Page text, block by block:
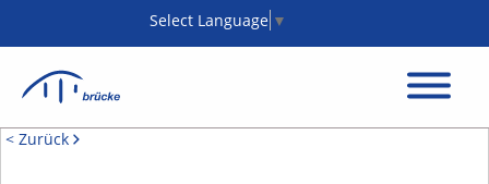
Select Language ▼
< Zurück